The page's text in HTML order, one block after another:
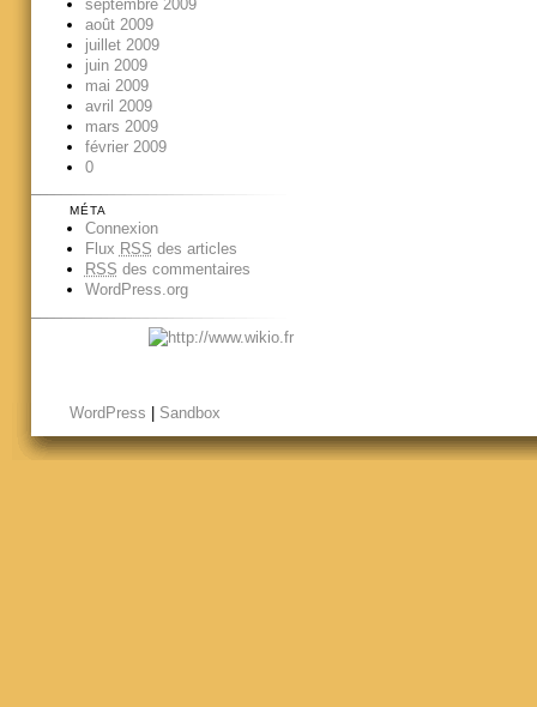
septembre 2009
août 2009
juillet 2009
juin 2009
mai 2009
avril 2009
mars 2009
février 2009
0
MÉTA
Connexion
Flux RSS des articles
RSS des commentaires
WordPress.org
WordPress Sandbox